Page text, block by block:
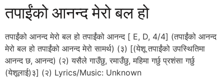
तपाईंको आनन्द मेरो बल हो
तपाईंको आनन्द मेरो बल हो तपाईंको आनन्द [ E, D, 4/4] (तपाईंको आनन्द
मेरो बल हो तपाईंको आनन्द मेरो सामर्थ) (३) [(येशू तपाईंको उपस्थितिमा
आनन्द छ, आनन्द) (२) यसैले गाउँछु, रमाउँछु, महिमा गर्छु प्रशंसा गर्छु
(येशूलाई)३] (२) Lyrics/Music: Unknown